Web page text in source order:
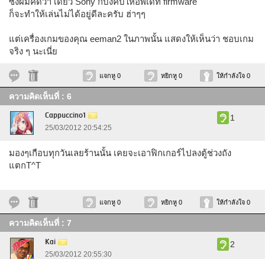
ก็จะทำให้เล่นไม่ได้อยู่ดีละครับ ฮ่าๆๆ
แต่เครื่องเกมของคุณ eeman2 ในภาพนั้น แสดงให้เห็นว่า ชอบเกม
จริง ๆ นะเนี่ย
แจกหู 0 หยิกหู 0 ให้กำลังใจ 0
ความคิดเห็นที่ : 6
Cappuccino1
25/03/2012 20:54:25
1
มองๆเกือบทุกวันเลยร้านนั้น เคยจะเอาฟิกเกอร์ไปลงตู้ช่วงถัง
แตกT^T
แจกหู 0 หยิกหู 0 ให้กำลังใจ 0
ความคิดเห็นที่ : 7
Kai
25/03/2012 20:55:30
2